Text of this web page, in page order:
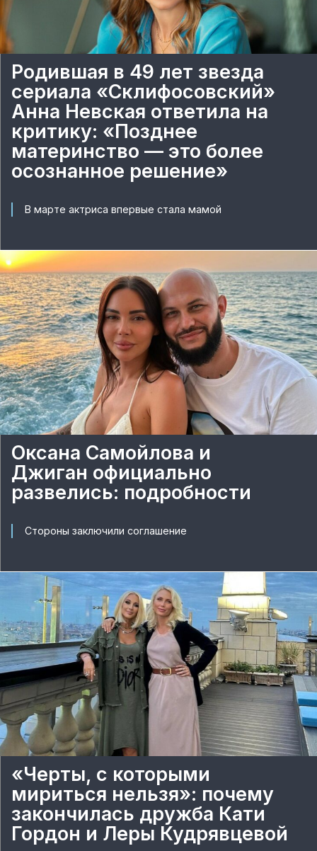
Родившая в 49 лет звезда
сериала «Склифосовский»
Анна Невская ответила на
критику: «Позднее
материнство — это более
осознанное решение»
В марте актриса впервые стала мамой
Оксана Самойлова и
Джиган официально
развелись: подробности
Стороны заключили соглашение
«Черты, с которыми
мириться нельзя»: почему
закончилась дружба Кати
Гордон и Леры Кудрявцевой